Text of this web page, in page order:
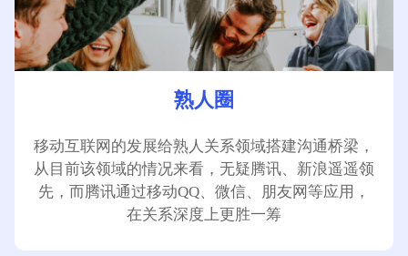
熟人圈
移动互联网的发展给熟人关系领域搭建沟通桥梁，
从目前该领域的情况来看，无疑腾讯、新浪遥遥领
先，而腾讯通过移动QQ、微信、朋友网等应用，
在关系深度上更胜一筹